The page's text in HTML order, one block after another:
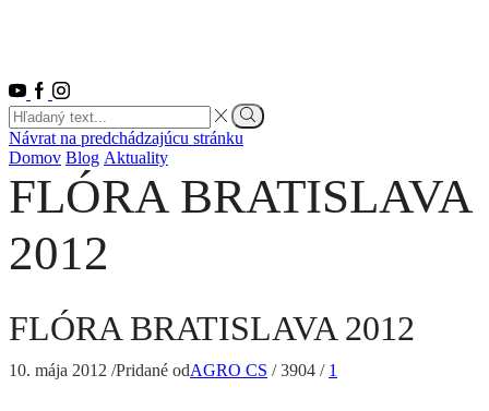
Youtube
Facebook
Instagram
Search
input
Vyhľadať
Návrat na predchádzajúcu stránku
Domov Blog Aktuality
FLÓRA BRATISLAVA
2012
FLÓRA BRATISLAVA 2012
10. mája 2012 /Pridané odAGRO CS / 3904 / 1